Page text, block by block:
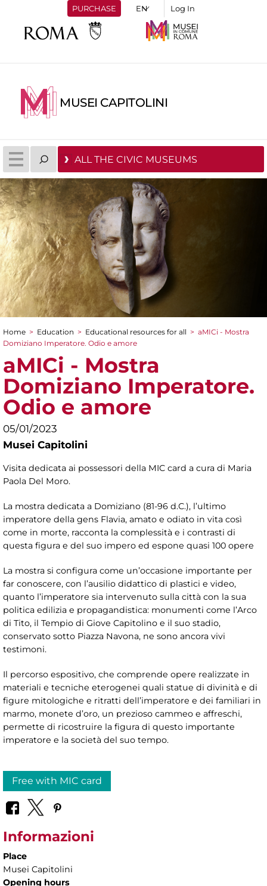
PURCHASE Log In
MUSEI CAPITOLINI
ALL THE CIVIC MUSEUMS
You are here
Home > Education > Educational resources for all > aMICi - Mostra
Domiziano Imperatore. Odio e amore
aMICi - Mostra
Domiziano Imperatore.
Odio e amore
05/01/2023
Musei Capitolini
Visita dedicata ai possessori della MIC card a cura di Maria
Paola Del Moro.
La mostra dedicata a Domiziano (81-96 d.C.), l’ultimo
imperatore della gens Flavia, amato e odiato in vita così
come in morte, racconta la complessità e i contrasti di
questa figura e del suo impero ed espone quasi 100 opere
La mostra si configura come un’occasione importante per
far conoscere, con l’ausilio didattico di plastici e video,
quanto l’imperatore sia intervenuto sulla città con la sua
politica edilizia e propagandistica: monumenti come l’Arco
di Tito, il Tempio di Giove Capitolino e il suo stadio,
conservato sotto Piazza Navona, ne sono ancora vivi
testimoni.
Il percorso espositivo, che comprende opere realizzate in
materiali e tecniche eterogenei quali statue di divinità e di
figure mitologiche e ritratti dell’imperatore e dei familiari in
marmo, monete d’oro, un prezioso cammeo e affreschi,
permette di ricostruire la figura di questo importante
imperatore e la società del suo tempo.
Free with MIC card
Informazioni
Place
Musei Capitolini
Opening hours